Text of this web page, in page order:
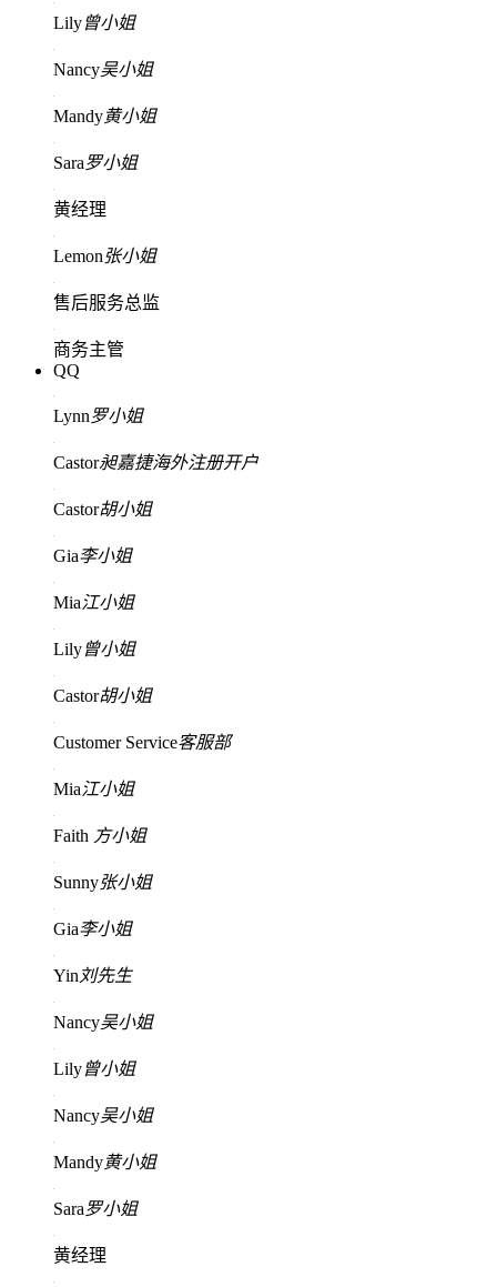
Lily曾小姐
Nancy吴小姐
Mandy黄小姐
Sara罗小姐
黄经理
Lemon张小姐
售后服务总监
商务主管
QQ
Lynn罗小姐
Castor昶嘉捷海外注册开户
Castor胡小姐
Gia李小姐
Mia江小姐
Lily曾小姐
Castor胡小姐
Customer Service客服部
Mia江小姐
Faith 方小姐
Sunny张小姐
Gia李小姐
Yin 刘先生
Nancy吴小姐
Lily曾小姐
Nancy吴小姐
Mandy黄小姐
Sara罗小姐
黄经理